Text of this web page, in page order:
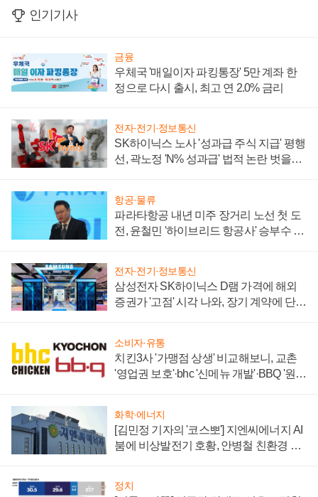
인기기사
금융
우체국 '매일이자 파킹통장' 5만 계좌 한
정으로 다시 출시, 최고 연 2.0% 금리
전자·전기·정보통신
SK하이닉스 노사 '성과급 주식 지급' 평행
선, 곽노정 'N% 성과급' 법적 논란 벗을지
항공·물류
파라타항공 내년 미주 장거리 노선 첫 도
전, 윤철민 '하이브리드 항공사' 승부수 통
전자·전기·정보통신
삼성전자 SK하이닉스 D램 가격에 해외
증권가 '고점' 시각 나와, 장기 계약에 단점
소비자·유통
치킨3사 '가맹점 상생' 비교해보니, 교촌
'영업권 보호'·bhc '신메뉴 개발'·BBQ '원가
화학·에너지
[김민정 기자의 '코스뽀'] 지엔씨에너지 AI
붐에 비상발전기 호황, 안병철 친환경 에
정치